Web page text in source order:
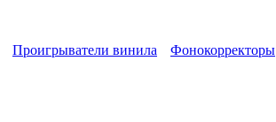
Проигрыватели винила Фонокорректоры